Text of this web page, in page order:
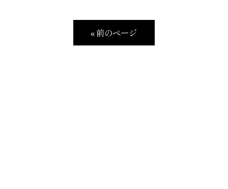
« 前のページ